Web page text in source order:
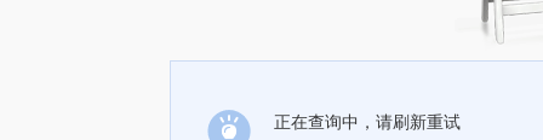
正在查询中，请刷新重试